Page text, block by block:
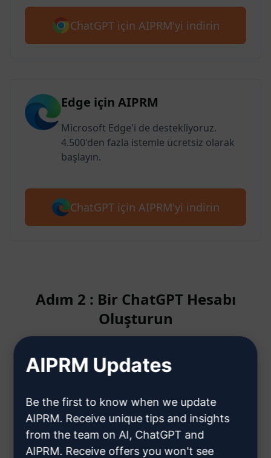
ChatGPT için AIPRM'yi indirin
Edge için AIPRM
Microsoft Edge'i de destekliyoruz.
4.500'den fazla istemle ücretsiz olarak
başlayın.
ChatGPT için AIPRM'yi indirin
Adım 2 : Bir ChatGPT Hesabı
Oluşturun
ChatGPT hesabının nasıl
buraya tıklayın
AIPRM Updates
Be the first to know when we update
AIPRM. Receive unique tips and insights
from the team on AI, ChatGPT and
AIPRM. Receive offers you won't see